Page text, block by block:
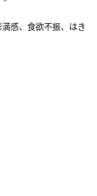
感、食欲不振、はき